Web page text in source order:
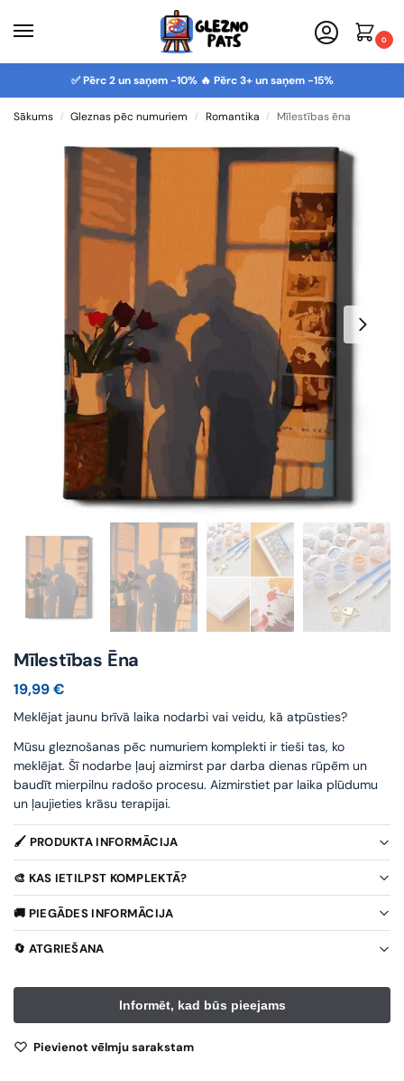
0
✅ Pērc 2 un saņem -10% 🔥 Pērc 3+ un saņem -15%
Sākums / Gleznas pēc numuriem / Romantika / Mīlestības ēna
Mīlestības Ēna
19,99€
Meklējat jaunu brīvā laika nodarbi vai veidu, kā atpūsties?
Mūsu gleznošanas pēc numuriem komplekti ir tieši tas, ko
meklējat. Šī nodarbe ļauj aizmirst par darba dienas rūpēm un
baudīt mierpilnu radošo procesu. Aizmirstiet par laika plūdumu
un ļaujieties krāsu terapijai.
🖌️ PRODUKTA INFORMĀCIJA
🎨 KAS IETILPST KOMPLEKTĀ?
🚚 PIEGĀDES INFORMĀCIJA
🔄 ATGRIEŠANA
Pievienot vēlmju sarakstam